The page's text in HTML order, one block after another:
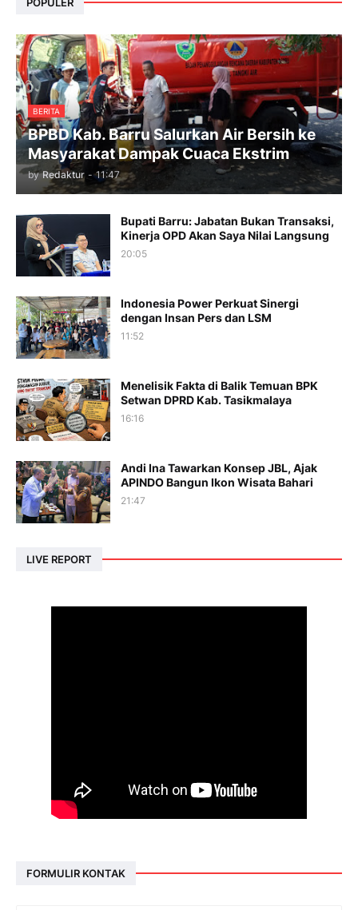
BERITA
BPBD Kab. Barru Salurkan Air Bersih ke
Masyarakat Dampak Cuaca Ekstrim
by Redaktur - 11:47
Bupati Barru: Jabatan Bukan Transaksi,
Kinerja OPD Akan Saya Nilai Langsung
20:05
Indonesia Power Perkuat Sinergi
dengan Insan Pers dan LSM
11:52
Menelisik Fakta di Balik Temuan BPK
Setwan DPRD Kab. Tasikmalaya
16:16
Andi Ina Tawarkan Konsep JBL, Ajak
APINDO Bangun Ikon Wisata Bahari
21:47
LIVE REPORT
FORMULIR KONTAK